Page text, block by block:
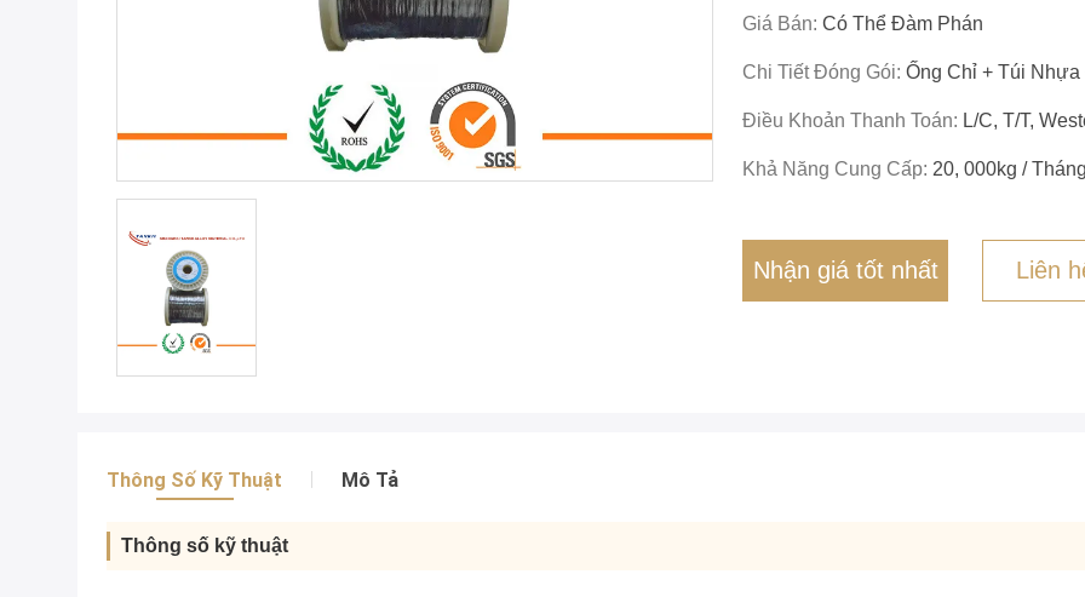
Giá Bán: Có Thể Đàm Phán
Chi Tiết Đóng Gói: Ống Chỉ + Túi
Điều Khoản Thanh Toán: L/c, T/T,
Khả Năng Cung Cấp: 20, 000kg / Tháng
Nhận giá tốt nhất Liên
Thông Số Kỹ Thuật Mô Tả
Thông số kỹ thuật